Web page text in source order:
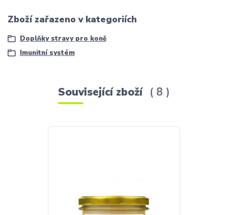
Zboží zařazeno v kategoriích
Doplňky stravy pro koně
Imunitní systém
Související zboží 8